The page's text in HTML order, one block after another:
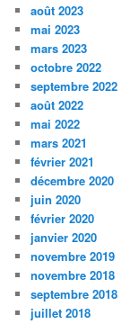
août 2023
mai 2023
mars 2023
octobre 2022
septembre 2022
août 2022
mai 2022
mars 2021
février 2021
décembre 2020
juin 2020
février 2020
janvier 2020
novembre 2019
novembre 2018
septembre 2018
juillet 2018